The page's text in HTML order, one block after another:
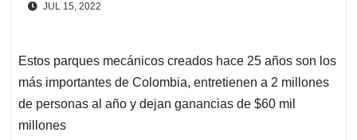
JUL 15, 2022
Estos parques mecánicos creados hace 25 años son los
más importantes de Colombia, entretienen a 2 millones
de personas al año y dejan ganancias de $60 mil
millones